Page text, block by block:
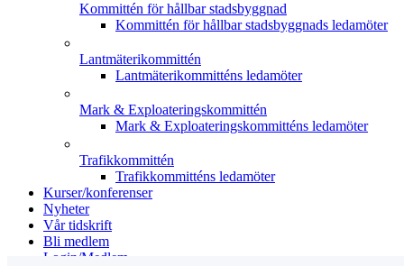
Kommittén för hållbar stadsbyggnad
Kommittén för hållbar stadsbyggnads ledamöter
Lantmäterikommittén
Lantmäterikommitténs ledamöter
Mark & Exploateringskommittén
Mark & Exploateringskommitténs ledamöter
Trafikkommittén
Trafikkommitténs ledamöter
Kurser/konferenser
Nyheter
Vår tidskrift
Bli medlem
Login/Medlem